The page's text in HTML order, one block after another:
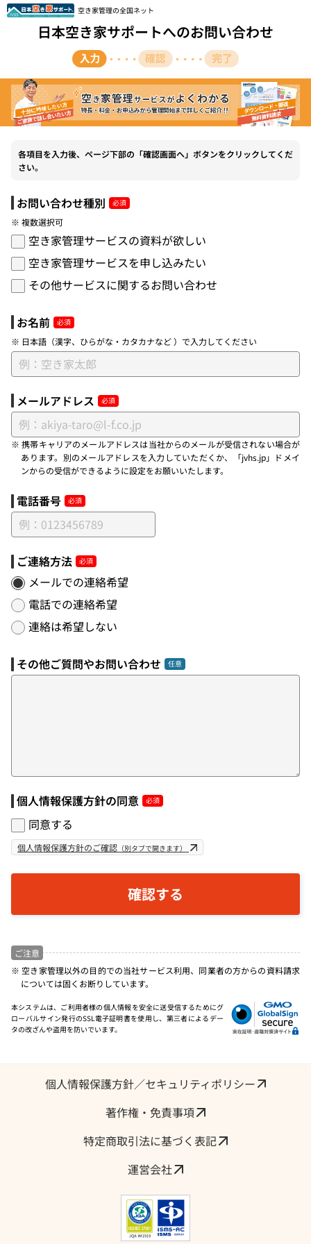
空き家管理の全国ネット
日本空き家サポートへのお問い合わせ
各項目を入力後、ページ下部の「確認画面へ」ボタンをクリックしてくだ
さい。
お問い合わせ種別
※ 複数選択可
空き家管理サービスの資料が欲しい
空き家管理サービスを申し込みたい
その他サービスに関するお問い合わせ
お名前
※ 日本語（漢字、ひらがな・カタカナなど ）で入力してください
メールアドレス
※ 携帯キャリアのメールアドレスは当社からのメールが受信されない場合が
あります。別のメールアドレスを入力していただくか、「jvhs.jp」ドメイ
ンからの受信ができるように設定をお願いいたします。
電話番号
ご連絡方法
メールでの連絡希望
電話での連絡希望
連絡は希望しない
その他ご質問やお問い合わせ
個人情報保護方針の同意
同意する
個人情報保護方針のご確認 （別タブで開きます）
ご注意
※ 空き家管理以外の目的での当社サービス利用、同業者の方からの資料請求
については固くお断りしています。
本システムは、ご利用者様の個人情報を安全に送受信するためにグ
ローバルサイン発行のSSL電子証明書を使用し、第三者によるデー
タの改ざんや盗用を防いでいます。
個人情報保護方針／セキュリティポリシー
著作権・免責事項
特定商取引法に基づく表記
運営会社